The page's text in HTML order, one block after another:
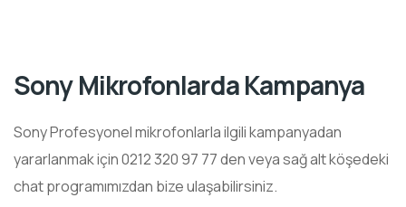
Sony Mikrofonlarda Kampanya
Sony Profesyonel mikrofonlarla ilgili kampanyadan
yararlanmak için 0212 320 97 77 den veya sağ alt köşedeki
chat programımızdan bize ulaşabilirsiniz.